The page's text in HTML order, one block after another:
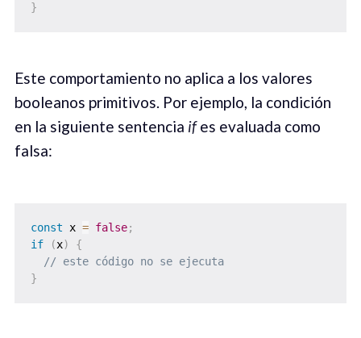
}
Este comportamiento no aplica a los valores
booleanos primitivos. Por ejemplo, la condición
en la siguiente sentencia ifes evaluada como
falsa:
const x = false;
if
(x)
{
// este código no se ejecuta
}